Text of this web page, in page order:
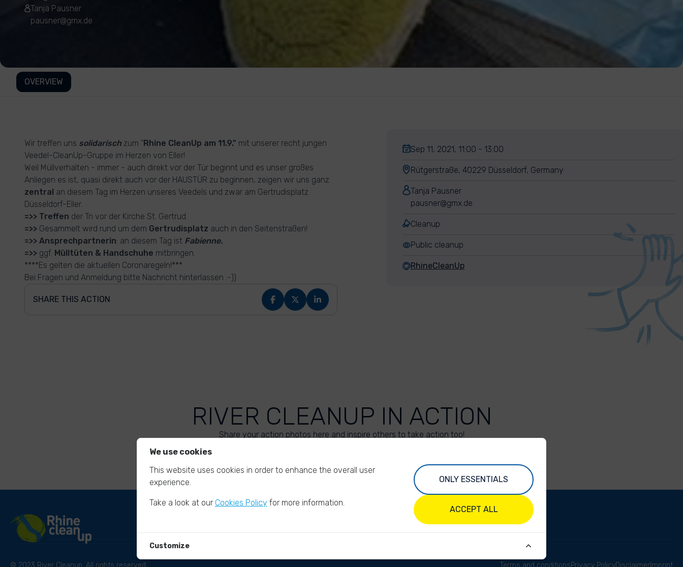
Tanja Pausner
pausner@gmx.de
OVERVIEW
Wir treffen uns solidarischzum "Rhine CleanUp am 11.9." mit unserer recht jungen
Veedel-CleanUp-Gruppe im Herzen von Eller!
Weil Müllverhalten - immer - auch direkt vor der Tür beginnt und es unser großes
Anliegen es ist, quasi direkt auch vor der HAUSTÜR zu beginnen, zeigen wir uns ganz
zentral an diesem Tag im Herzen unseres Veedels und zwar am Gertrudisplatz
Düsseldorf-Eller.
=>> Treffen der Tn vor der Kirche St. Gertrud.
=>> Gesammelt wird rund um dem Gertrudisplatz auch in den Seitenstraßen!
=>> Ansprechpartnerin: an diesem Tag ist Fabienne.
=>> ggf. Mülltüten & Handschuhe mitbringen.
****Es gelten die aktuellen Coronaregeln!***
Bei Fragen und Anmeldung bitte Nachricht hinterlassen :-))
SHARE THIS ACTION
Sep 11, 2021, 11:00 - 13:00
Rütgerstraße, 40229 Düsseldorf, Germany
Tanja Pausner
pausner@gmx.de
Cleanup
Public cleanup
RhineCleanUp
RIVER CLEANUP IN ACTION
Share your action photos here and inspire others to take action too!
© 2023 River Cleanup. All rights reserved. Terms and conditionsPrivacy PolicyDisclaimer Imprint
We use cookies
This website uses cookies in order to enhance the overall user
experience.
Take a look at our Cookies Policy for more information.
ONLY ESSENTIALS
ACCEPT ALL
Customize